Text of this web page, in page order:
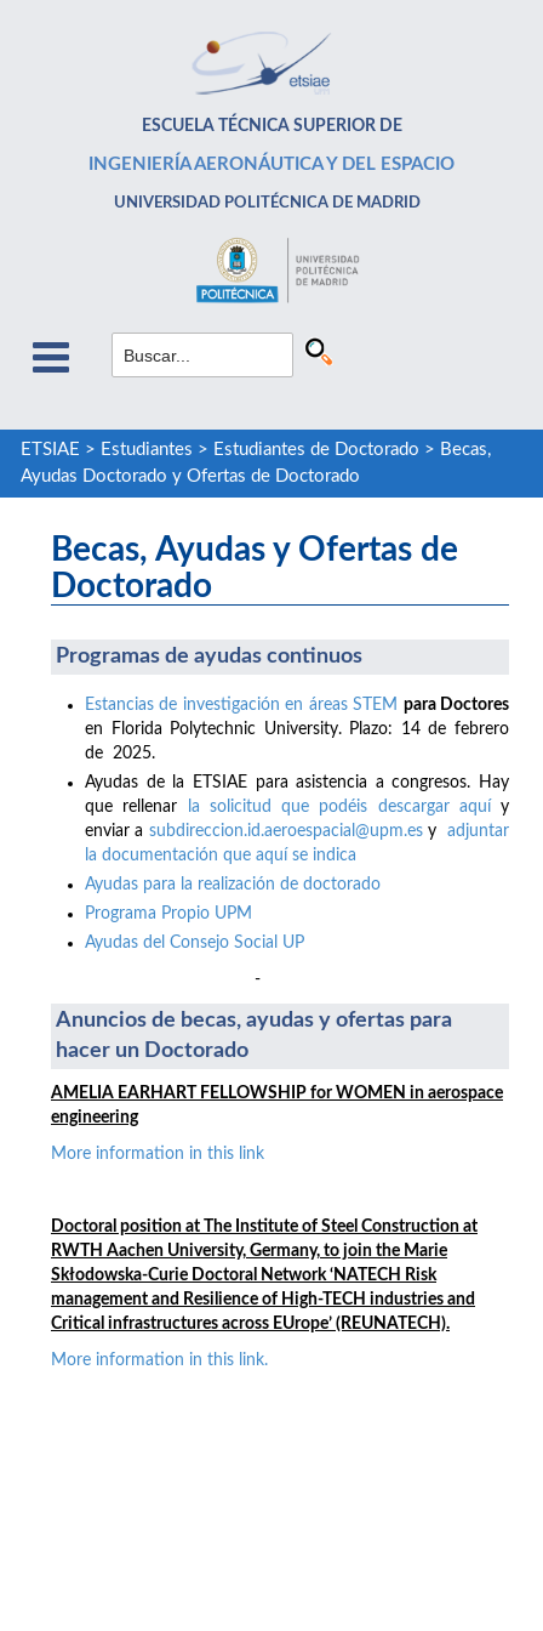
ESCUELA TÉCNICA SUPERIOR DE
INGENIERÍA AERONÁUTICA Y DEL ESPACIO
UNIVERSIDAD POLITÉCNICA DE MADRID
ETSIAE > Estudiantes > Estudiantes de Doctorado > Becas,
Ayudas Doctorado y Ofertas de Doctorado
Becas, Ayudas y Ofertas de
Doctorado
Programas de ayudas continuos
Estancias de investigación en áreas STEM para Doctores
en Florida Polytechnic University. Plazo: 14 de febrero
de 2025.
Ayudas de la ETSIAE para asistencia a congresos. Hay
que rellenar
la solicitud que podéis descargar aquí y
enviar a subdireccion.id.aeroespacial@upm.esyadjuntar
la documentación que aquí se indica
Ayudas para la realización de doctorado
Programa Propio UPM
Ayudas del Consejo Social UP
-
Anuncios de becas, ayudas y ofertas para
hacer un Doctorado
AMELIA EARHART FELLOWSHIP for WOMEN in aerospace
engineering
More information in this link
Doctoral position at
The Institute of Steel Construction at
RWTH Aachen University, Germany, to join the Marie
Skłodowska-Curie Doctoral Network ‘NATECH Risk
management and Resilience of High-TECH industries and
Critical infrastructures across EUrope’ (REUNATECH).
More information in this link.